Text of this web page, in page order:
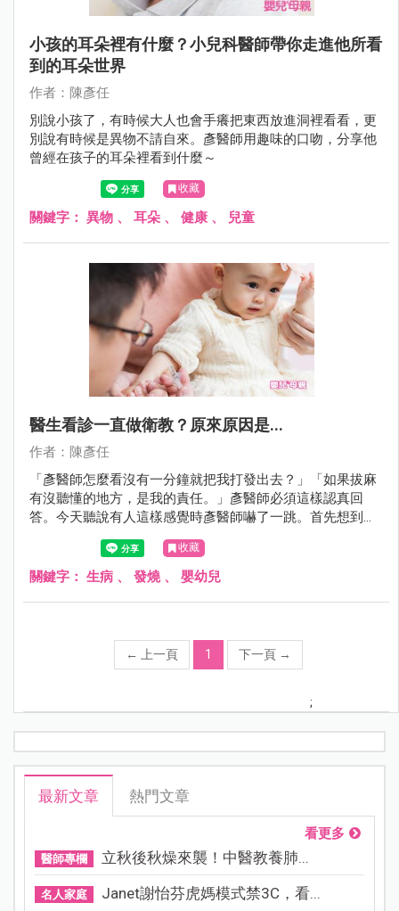
小孩的耳朵裡有什麼？小兒科醫師帶你走進他所看
到的耳朵世界
作者：陳彥任
別說小孩了，有時候大人也會手癢把東西放進洞裡看看，更
別說有時候是異物不請自來。彥醫師用趣味的口吻，分享他
曾經在孩子的耳朵裡看到什麼～
收藏
關鍵字： 異物 、 耳朵 、 健康 、 兒童
醫生看診一直做衛教？原來原因是...
作者：陳彥任
「彥醫師怎麼看沒有一分鐘就把我打發出去？」「如果拔麻
有沒聽懂的地方，是我的責任。」彥醫師必須這樣認真回
答。今天聽說有人這樣感覺時彥醫師嚇了一跳。首先想到的
是過去一周流感開打所有醫護人員跟把拔馬麻都辛苦了，動
不動就候診20幾個人，其實彥醫師坐在診間，也知道大家排
隊的煎熬。
收藏
關鍵字： 生病 、 發燒、 嬰幼兒
← 上一頁 1 下一頁 →
;
最新文章 熱門文章
看更多
醫師專欄 立秋後秋燥來襲！中醫教養肺...
名人家庭 Janet謝怡芬虎媽模式禁3C，看...